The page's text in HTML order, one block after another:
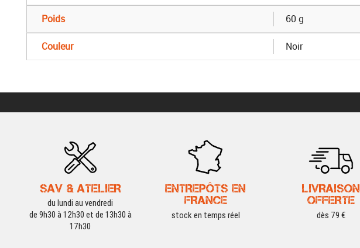
Poids 60 g
Couleur Noir
SAV & ATELIER
du lundi au vendredi
de 9h30 à 12h30 et de 13h30 à
17h30
ENTREPÔTS EN
FRANCE
stock en temps réel
LIVRAISON
OFFERTE
dès 79 €